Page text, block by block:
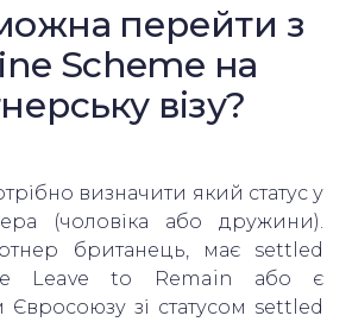
перейти з
Scheme на
візу?
визначити який статус у
(чоловіка або дружини).
британець, має settled
Leave to Remain або є
зі статусом settled